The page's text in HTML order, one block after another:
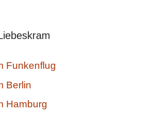
Funkenflug
Berlin
Hamburg